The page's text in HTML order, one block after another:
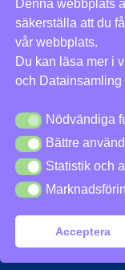
Denna webbplats
säkerställa att du
vår webbplats.
Du kan läsa mer i
och
NödvändigaNödvändiga
BättreBättre
Statistik och analys
Statistik och
Marknadsföring
Acceptera
efter: